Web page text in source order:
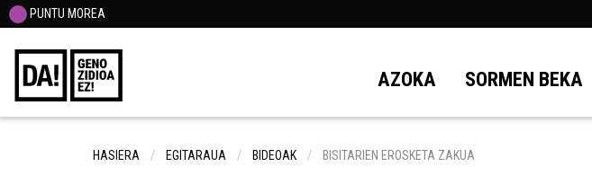
PUNTU MOREA
AZOKA SORMEN BEKA
HASIERA EGITARAUA BIDEOAK BISITARIEN EROSKETA ZAKUA